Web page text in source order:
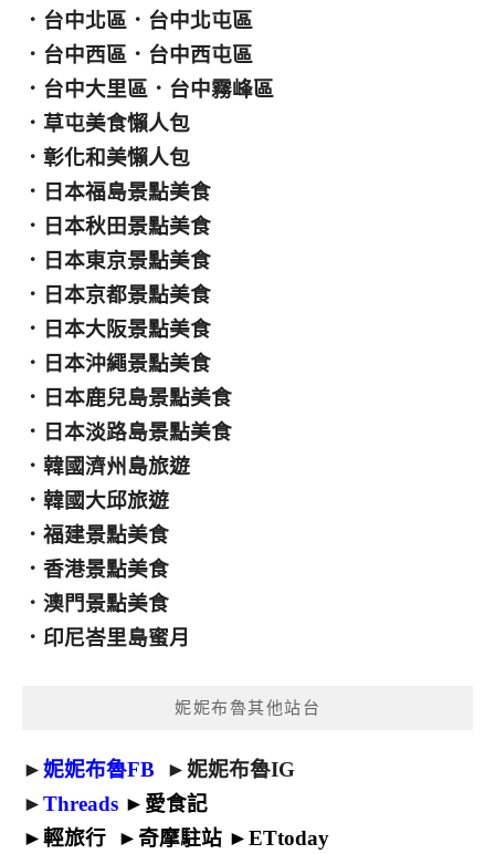
． 台中北區 ． 台中北屯區
． 台中西區 ． 台中西屯區
． 台中大里區 ． 台中霧峰區
． 草屯美食懶人包
． 彰化和美懶人包
． 日本福島景點美食
． 日本秋田景點美食
． 日本東京景點美食
． 日本京都景點美食
． 日本大阪景點美食
． 日本沖繩景點美食
． 日本鹿兒島景點美食
． 日本淡路島景點美食
． 韓國濟州島旅遊
． 韓國大邱旅遊
． 福建景點美食
． 香港景點美食
． 澳門景點美食
． 印尼峇里島蜜月
妮妮布魯其他站台
►妮妮布魯FB ►妮妮布魯IG
►Threads ► 愛食記
►輕旅行 ► 奇摩駐站 ►ETtoday